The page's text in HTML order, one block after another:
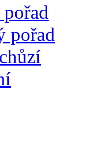
pořad